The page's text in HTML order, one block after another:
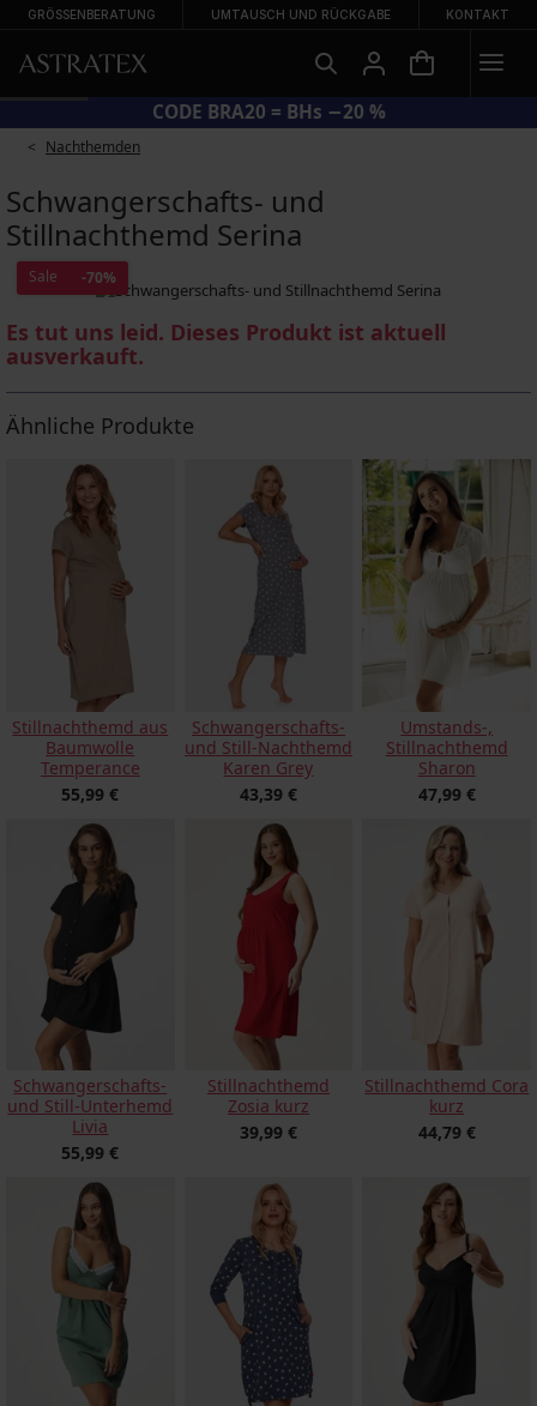
GRÖSSENBERATUNG UMTAUSCH UND RÜCKGABE KONTAKT
CODE BRA20 = BHs −20 %
Nachthemden
Schwangerschafts- und
Stillnachthemd Serina
Sale -70%
Es tut uns leid. Dieses Produkt ist aktuell
ausverkauft.
Ähnliche Produkte
Stillnachthemd aus
Baumwolle
Temperance
55,99 €
Schwangerschafts-
und Still-Nachthemd
Karen Grey
43,39 €
Umstands-,
Stillnachthemd
Sharon
47,99 €
Schwangerschafts-
und Still-Unterhemd
Livia
55,99 €
Stillnachthemd
Zosia kurz
39,99 €
Stillnachthemd Cora
kurz
44,79 €